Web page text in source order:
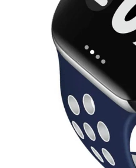
Aparate de vidat
Benzi dublu adezive
Dispozitiv indepartare papiloame
Etajere depozitare
Irigatoare bucale